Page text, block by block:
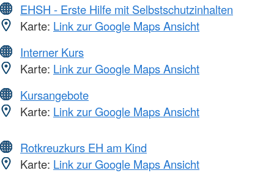
EHSH - Erste Hilfe mit Selbstschutzinhalten
Karte: Link zur Google Maps Ansicht
Interner Kurs
Karte: Link zur Google Maps Ansicht
Kursangebote
Karte: Link zur Google Maps Ansicht
Rotkreuzkurs EH am Kind
Karte: Link zur Google Maps Ansicht